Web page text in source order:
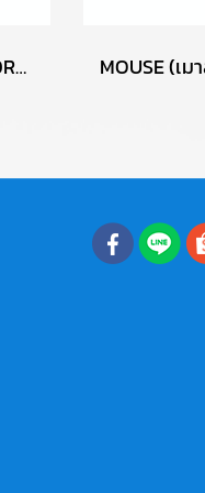
RAM (แรม) SAMSUNG DDR3 4GB (4GBX1) 1600MHz 8CHIP (ของใหม่) P17764